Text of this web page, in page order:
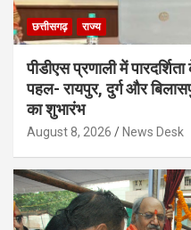
छत्तीसगढ़ राज्य
पीडीएस प्रणाली में
पहल- रायपुर, दुर्ग और
का शुभारंभ
August 8, 2026 News Desk